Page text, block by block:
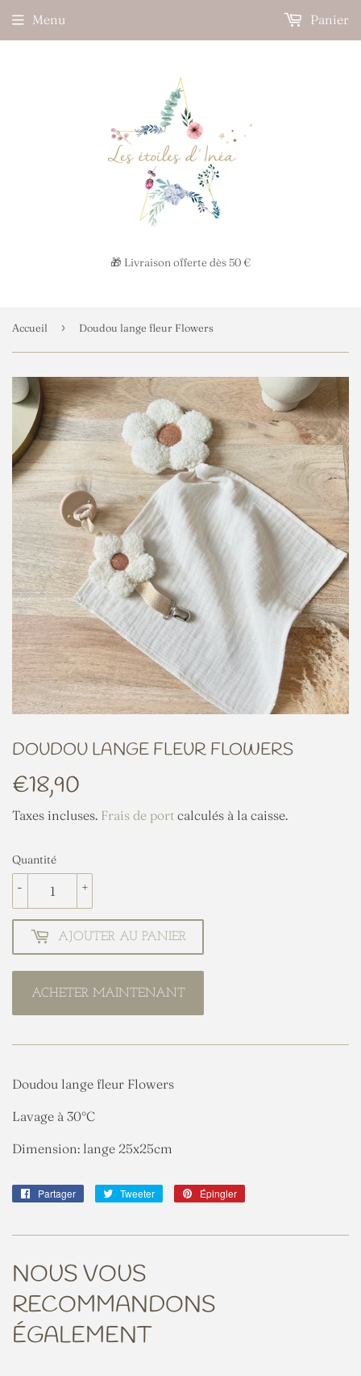
🎁 Livraison offerte dès 50 €
Menu Panier
Accueil › Doudou lange fleur Flowers
DOUDOU LANGE FLEUR FLOWERS
€18,90
Taxes incluses. Frais de port calculés à la caisse.
Quantité
+
-
AJOUTER AU PANIER
ACHETER MAINTENANT
Doudou lange fleur Flowers
Lavage à 30°C
Dimension: lange 25x25cm
Partager
PartagerTweeter
Tweeter
Épingler
NOUS VOUS
RECOMMANDONS
ÉGALEMENT